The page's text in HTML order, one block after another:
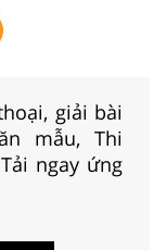
giải bài
mẫu, Thi
ngay ứng